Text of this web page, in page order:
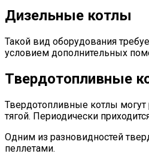
Дизельные котлы
Такой вид оборудования
условием дополнительных
Твердотопливные
Твердотопливные котлы могут
тягой. Периодически
Одним из разновидностей
пеллетами.